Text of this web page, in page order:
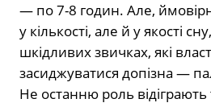
— по 7-8 годин. Але,
у кількості, але й у якості
шкідливих звичках, які
засиджуватися допізна —
Не останню роль